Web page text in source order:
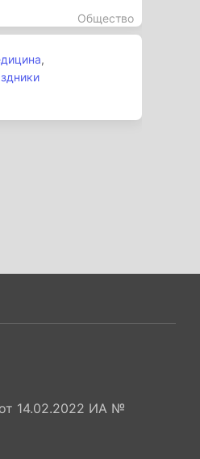
Общество
,
14.02.2022 ИА №